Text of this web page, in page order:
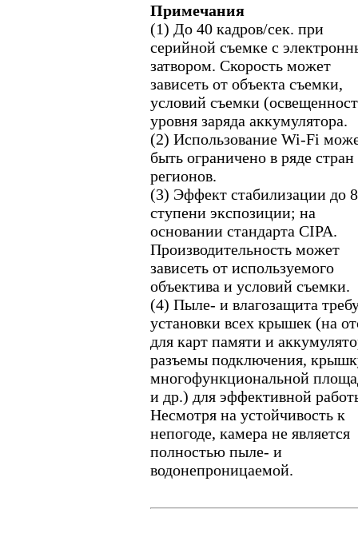
Примечания
(1) До 40 кадров/сек. при
серийной съемке с
затвором. Скорость может
зависеть от объекта съемки,
условий съемки
уровня заряда аккумулятора.
(2) Использование Wi-Fi
быть ограничено в ряде
регионов.
(3) Эффект стабилизации до
ступени экспозиции; на
основании стандарта CIPA.
Производительность может
зависеть от используемого
объектива и условий съемки.
(4) Пыле- и влагозащита
установки всех крышек (на
для карт памяти и
разъемы подключения,
многофункциональной
и др.) для эффективной
Несмотря на устойчивость к
непогоде, камера не является
полностью пыле- и
водонепроницаемой.